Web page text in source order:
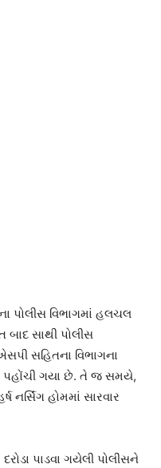
પોલીસ વિભાગમાં હલચલ
સાથી પોલીસ
સહિતના વિભાગના
પહોંચી ગયા છે. તે જ સમયે,
નર્સિંગ હોમમાં સારવાર
પાડવા ગયેલી પોલીસને